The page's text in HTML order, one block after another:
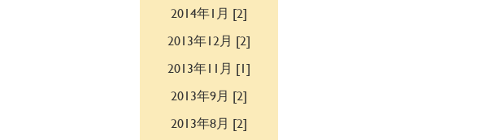
2014年1月 [2]
2013年12月 [2]
2013年11月 [1]
2013年9月 [2]
2013年8月 [2]